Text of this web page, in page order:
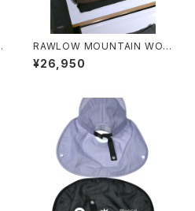
RAWLOW MOUNTAIN WOR
KS / HIKER BAKER PANTS
¥26,950